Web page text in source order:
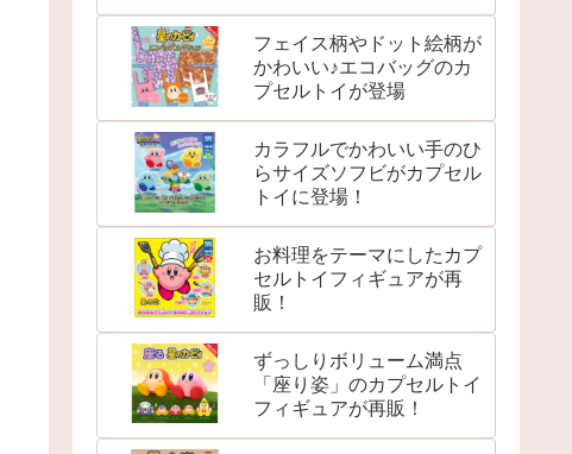
フェイス柄やドット絵柄が
かわいい♪エコバッグのカ
プセルトイが登場
カラフルでかわいい手のひ
らサイズソフビがカプセル
トイに登場！
お料理をテーマにしたカプ
セルトイフィギュアが再
販！
ずっしりボリューム満点
「座り姿」のカプセルトイ
フィギュアが再販！